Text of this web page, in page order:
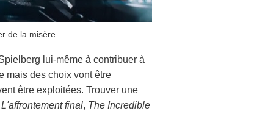
de la misère
lui-même à contribuer à
mais des choix vont être
être exploitées. Trouver une
final, The Incredible